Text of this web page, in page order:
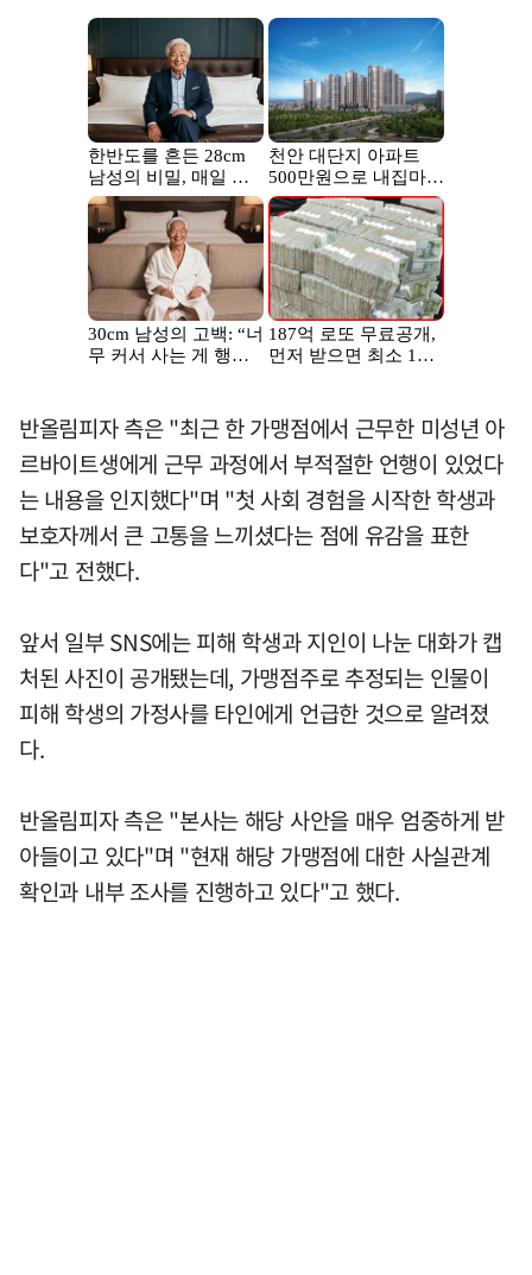
반올림피자 측은 "최근 한 가맹점에서 근무한 미성년 아
르바이트생에게 근무 과정에서 부적절한 언행이 있었다
는 내용을 인지했다"며 "첫 사회 경험을 시작한 학생과
보호자께서 큰 고통을 느끼셨다는 점에 유감을 표한
다"고 전했다.
앞서 일부 SNS에는 피해 학생과 지인이 나눈 대화가 캡
처된 사진이 공개됐는데, 가맹점주로 추정되는 인물이
피해 학생의 가정사를 타인에게 언급한 것으로 알려졌
다.
반올림피자 측은 "본사는 해당 사안을 매우 엄중하게 받
아들이고 있다"며 "현재 해당 가맹점에 대한 사실관계
확인과 내부 조사를 진행하고 있다"고 했다.